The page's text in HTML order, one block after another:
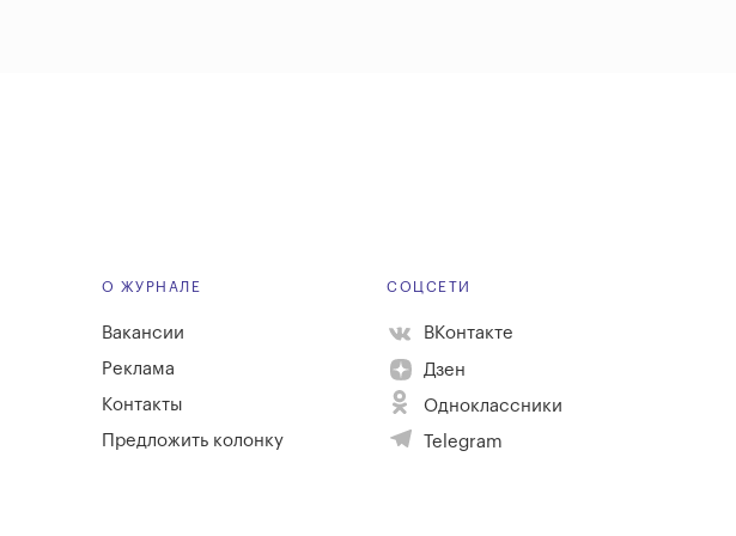
О ЖУРНАЛЕ
Вакансии
Реклама
Контакты
Предложить колонку
СОЦСЕТИ
ВКонтакте
Дзен
Одноклассники
Telegram